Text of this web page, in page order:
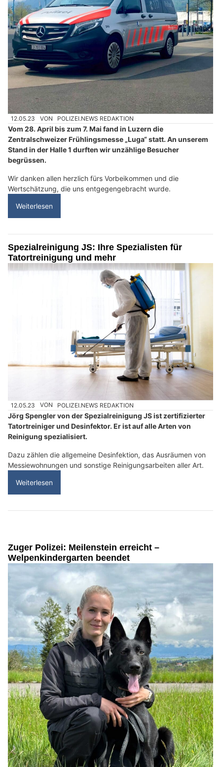
12.05.23 VON POLIZEI.NEWS REDAKTION
Vom 28. April bis zum 7. Mai fand in Luzern die
Zentralschweizer Frühlingsmesse „Luga“ statt. An unserem
Stand in der Halle 1 durften wir unzählige Besucher
begrüssen.
Wir danken allen herzlich fürs Vorbeikommen und die
Wertschätzung, die uns entgegengebracht wurde.
Weiterlesen
Spezialreinigung JS: Ihre Spezialisten für
Tatortreinigung und mehr
12.05.23 VON POLIZEI.NEWS REDAKTION
Jörg Spengler von der Spezialreinigung JS ist zertifizierter
Tatortreiniger und Desinfektor. Er ist auf alle Arten von
Reinigung spezialisiert.
Dazu zählen die allgemeine Desinfektion, das Ausräumen von
Messiewohnungen und sonstige Reinigungsarbeiten aller Art.
Weiterlesen
Zuger Polizei: Meilenstein erreicht –
Welpenkindergarten beendet